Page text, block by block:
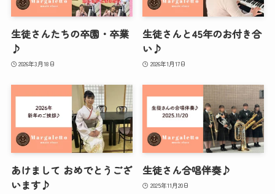
生徒さんたちの卒園・卒業
♪
2026年3月18日
生徒さんと45年のお付き合
い♪
2026年1月17日
あけまして おめでとうござ
います♪
生徒さん合唱伴奏♪
2025年11月20日